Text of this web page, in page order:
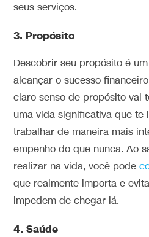
seus serviços.
3. Propósito
Descobrir seu propósito é
alcançar o sucesso
claro senso de propósito vai
uma vida significativa que te
trabalhar de maneira mais
empenho do que nunca. Ao
realizar na vida, você pode
que realmente importa e
impedem de chegar lá.
4. Saúde